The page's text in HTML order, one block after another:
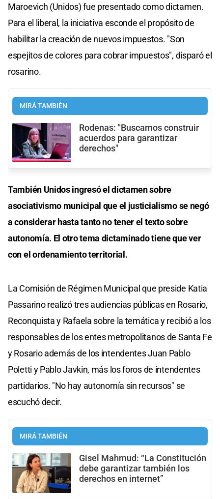
Maroevich (Unidos) fue presentado como dictamen.
Para el liberal, la iniciativa esconde el propósito de
habilitar la creación de nuevos impuestos. "Son
espejitos de colores para cobrar impuestos", disparó el
rosarino.
MIRÁ TAMBIÉN
Rodenas: "Buscamos construir
acuerdos para garantizar
derechos"
También Unidos ingresó el dictamen sobre
asociativismo municipal que el justicialismo se negó
a considerar hasta tanto no tener el texto sobre
autonomía. El otro tema dictaminado tiene que ver
con el ordenamiento territorial.
La Comisión de Régimen Municipal que preside Katia
Passarino realizó tres audiencias públicas en Rosario,
Reconquista y Rafaela sobre la temática y recibió a los
responsables de los entes metropolitanos de Santa Fe
y Rosario además de los intendentes Juan Pablo
Poletti y Pablo Javkin, más los foros de intendentes
partidarios. "No hay autonomía sin recursos" se
escuchó decir.
MIRÁ TAMBIÉN
Gisel Mahmud: “La Constitución
debe garantizar también los
derechos en internet”